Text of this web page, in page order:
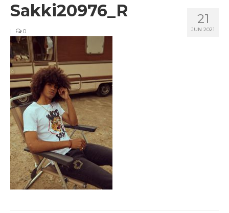
Qué hacemos
Marketing de influencia
Equipo
CLIENTES
BLOG
CONTACTO
21
JUN 2021
Sakki20976_R
| 0